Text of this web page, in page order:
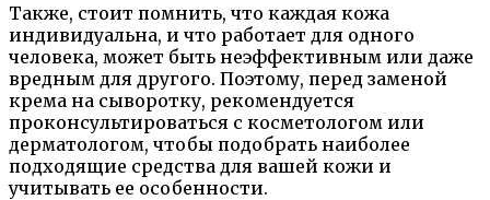
Также, стоит помнить, что каждая кожа
индивидуальна, и что работает для одного
человека, может быть неэффективным или даже
вредным для другого. Поэтому, перед заменой
крема на сыворотку, рекомендуется
проконсультироваться с косметологом или
дерматологом, чтобы подобрать наиболее
подходящие средства для вашей кожи и
учитывать ее особенности.